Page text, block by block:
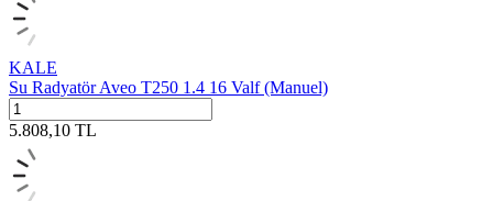
KALE
Su Radyatör Aveo T250 1.4 16 Valf (Manuel)
5.808,10 TL